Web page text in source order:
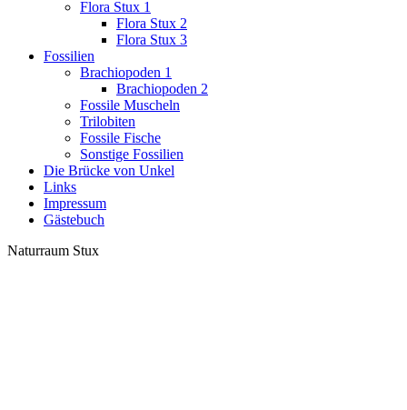
Flora Stux 1
Flora Stux 2
Flora Stux 3
Fossilien
Brachiopoden 1
Brachiopoden 2
Fossile Muscheln
Trilobiten
Fossile Fische
Sonstige Fossilien
Die Brücke von Unkel
Links
Impressum
Gästebuch
Naturraum Stux